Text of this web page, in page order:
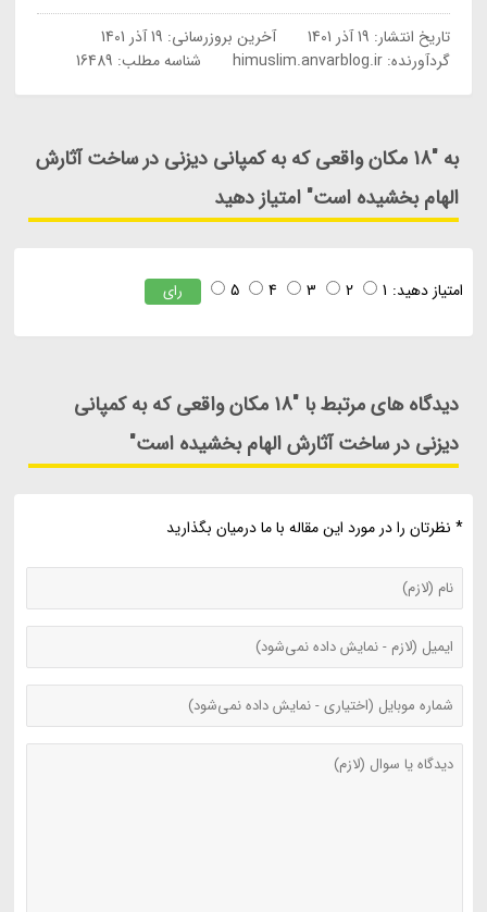
تاریخ انتشار: 19 آذر 1401 آخرین بروزرسانی: 19 آذر 1401
گردآورنده:himuslim.anvarblog.ir شناسه مطلب: 16489
به "18 مکان واقعی که به کمپانی دیزنی در ساخت آثارش
الهام بخشیده است" امتیاز دهید
امتیاز دهید: 1
2
3
4
5 رای
دیدگاه های مرتبط با "18 مکان واقعی که به کمپانی
دیزنی در ساخت آثارش الهام بخشیده است"
* نظرتان را در مورد این مقاله با ما درمیان بگذارید